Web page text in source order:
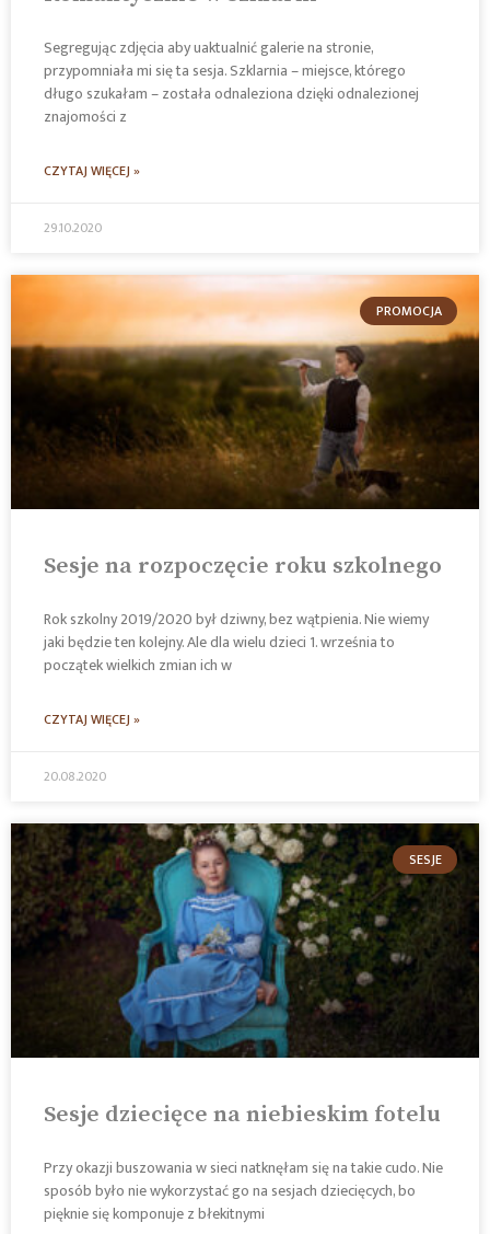
Segregując zdjęcia aby uaktualnić galerie na stronie,
przypomniała mi się ta sesja. Szklarnia – miejsce, którego
długo szukałam – została odnaleziona dzięki odnalezionej
znajomości z
CZYTAJ WIĘCEJ »
29.10.2020
PROMOCJA
Sesje na rozpoczęcie roku szkolnego
Rok szkolny 2019/2020 był dziwny, bez wątpienia. Nie wiemy
jaki będzie ten kolejny. Ale dla wielu dzieci 1. września to
początek wielkich zmian ich w
CZYTAJ WIĘCEJ »
20.08.2020
SESJE
Sesje dziecięce na niebieskim fotelu
Przy okazji buszowania w sieci natknęłam się na takie cudo. Nie
sposób było nie wykorzystać go na sesjach dziecięcych, bo
pięknie się komponuje z błekitnymi